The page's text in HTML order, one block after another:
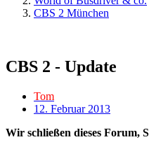
CBS 2 München
CBS 2 - Update
Tom
12. Februar 2013
Wir schließen dieses Forum,